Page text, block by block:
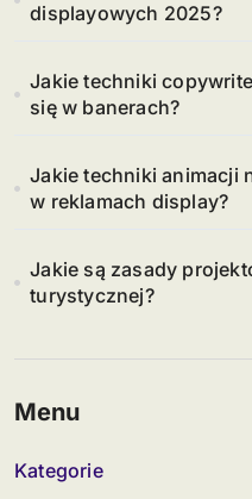
displayowych 2025?
Jakie techniki
się w banerach?
Jakie techniki animacji
w reklamach display?
Jakie są zasady
turystycznej?
Menu
Kategorie